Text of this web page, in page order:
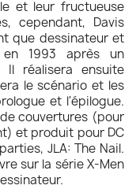
et leur fructueuse
cependant, Davis
que dessinateur et
1993 après un
Il réalisera ensuite
le scénario et les
et l'épilogue.
couvertures (pour
et produit pour DC
JLA: The Nail.
sur la série X-Men